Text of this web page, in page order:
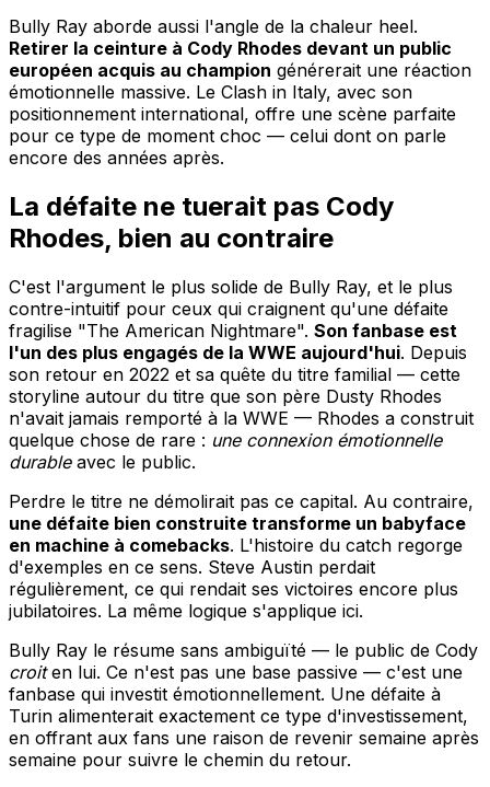
Bully Ray aborde aussi l'angle de la chaleur heel.
Retirer la ceinture à Cody Rhodes devant un public
européen acquis au champion générerait une réaction
émotionnelle massive. Le Clash in Italy, avec son
positionnement international, offre une scène parfaite
pour ce type de moment choc — celui dont on parle
encore des années après.
La défaite ne tuerait pas Cody
Rhodes, bien au contraire
C'est l'argument le plus solide de Bully Ray, et le plus
contre-intuitif pour ceux qui craignent qu'une défaite
fragilise "The American Nightmare". Son fanbase est
l'un des plus engagés de la WWE aujourd'hui. Depuis
son retour en 2022 et sa quête du titre familial — cette
storyline autour du titre que son père Dusty Rhodes
n'avait jamais remporté à la WWE — Rhodes a construit
quelque chose de rare : une connexion émotionnelle
durableavec le public.
Perdre le titre ne démolirait pas ce capital. Au contraire,
une défaite bien construite transforme un babyface
en machine à comebacks. L'histoire du catch regorge
d'exemples en ce sens. Steve Austin perdait
régulièrement, ce qui rendait ses victoires encore plus
jubilatoires. La même logique s'applique ici.
Bully Ray le résume sans ambiguïté — le public de Cody
croiten lui. Ce n'est pas une base passive — c'est une
fanbase qui investit émotionnellement. Une défaite à
Turin alimenterait exactement ce type d'investissement,
en offrant aux fans une raison de revenir semaine après
semaine pour suivre le chemin du retour.